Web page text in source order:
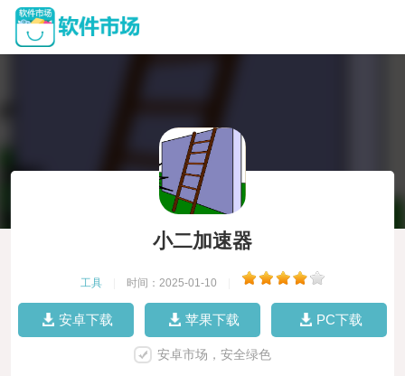
小二加速器
工具 时间：2025-01-10
安卓下载 苹果下载 PC下载
安卓市场，安全绿色